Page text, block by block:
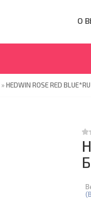
О
»HEDWIN ROSE RED